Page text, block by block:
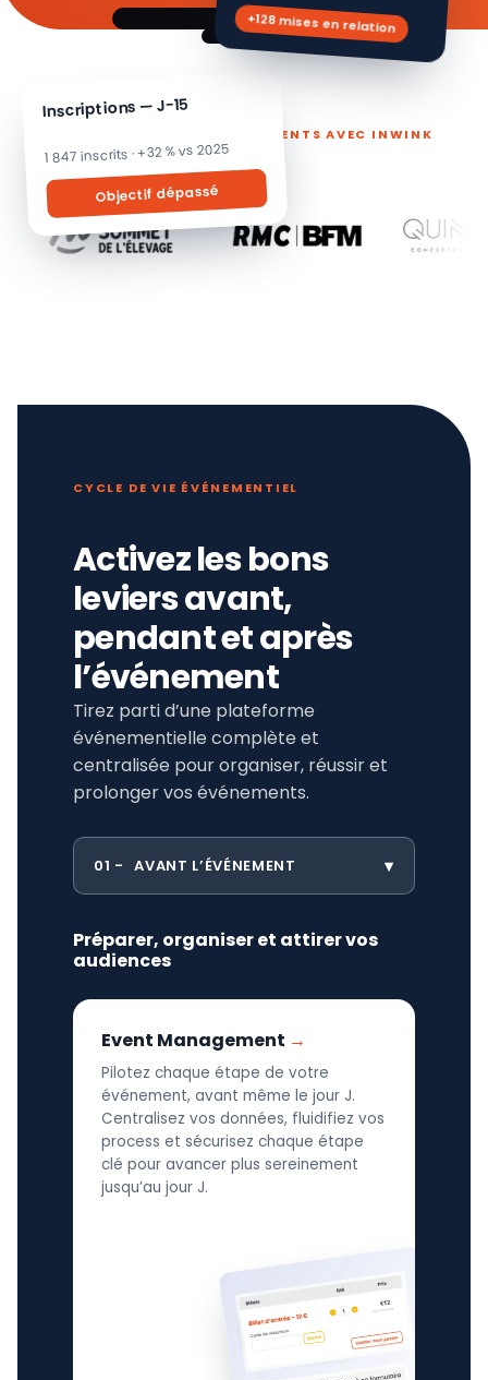
Inscriptions — J-15
1 847 inscrits · +32 % vs 2025
Objectif dépassé
+128 mises en relation
ILS PILOTENT LEURS ÉVÉNEMENTS AVEC INWINK
CYCLE DE VIE ÉVÉNEMENTIEL
Activez les bons
leviers avant,
pendant et après
l’événement
Tirez parti d’une plateforme
événementielle complète et
centralisée pour organiser, réussir et
prolonger vos événements.
01 AVANT L’ÉVÉNEMENT
Préparer, organiser et attirer vos
audiences
Event Management
Pilotez chaque étape de votre
événement, avant même le jour J.
Centralisez vos données, fluidifiez vos
process et sécurisez chaque étape
clé pour avancer plus sereinement
jusqu’au jour J.